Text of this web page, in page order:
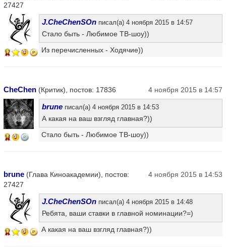
27427
17
J.CheChenSOn писал(а) 4 ноября 2015 в 14:57
Стало быть - Любимое ТВ-шоу))
Из перечисленных - Ходячие))
CheChen (Критик), постов: 17836 4 ноября 2015 в 14:57
14
brune писал(а) 4 ноября 2015 в 14:53
А какая на ваш взгляд главная?))
Стало быть - Любимое ТВ-шоу))
brune (Глава Киноакадемии), постов:
27427
4 ноября 2015 в 14:53
17
J.CheChenSOn писал(а) 4 ноября 2015 в 14:48
Ребята, ваши ставки в главной номинации?=)
А какая на ваш взгляд главная?))